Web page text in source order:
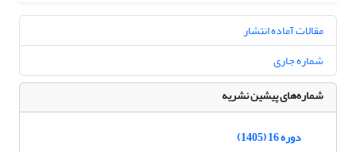
مقالات آماده انتشار
شماره جاری
شماره‌های پیشین نشریه
دوره 16 (1405)